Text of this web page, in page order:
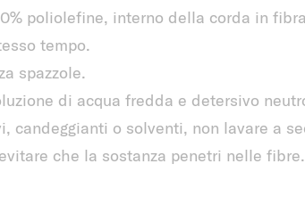
poliolefine, interno della corda in
tempo.
spazzole.
di acqua fredda e detersivo
candeggianti o solventi, non lavare a
che la sostanza penetri nelle fibre.